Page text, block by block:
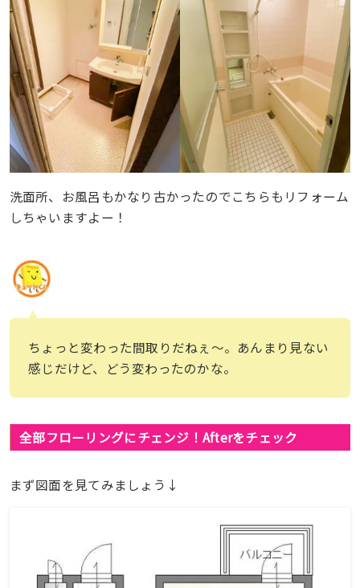
洗面所、お風呂もかなり古かったのでこちらもリフォーム
しちゃいますよー！
ちょっと変わった間取りだねぇ〜。あんまり見ない
感じだけど、どう変わったのかな。
全部フローリングにチェンジ！Afterをチェック
まず図面を見てみましょう↓